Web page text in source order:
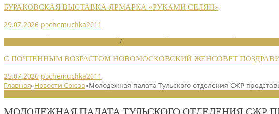
БУРАКОВСКАЯ ВЫСТАВКА-ЯРМАРКА «РУКАМИ СЕЛЯН»
29.07.2026 pochemuchka2011
/
С ПОЧТЕННЫМ ВОЗРАСТОМ НОВОМОСКОВСКИЙ ЖЕНСОВЕТ
25.07.2026 pochemuchka2011
Главная»Новости Союза»Молодежная палата Тульского отделения СЖР